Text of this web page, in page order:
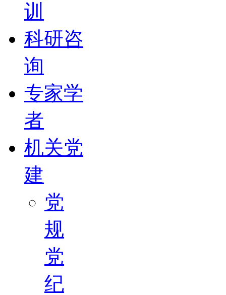
训
科研咨
询
专家学
者
机关党
建
党
规
党
纪